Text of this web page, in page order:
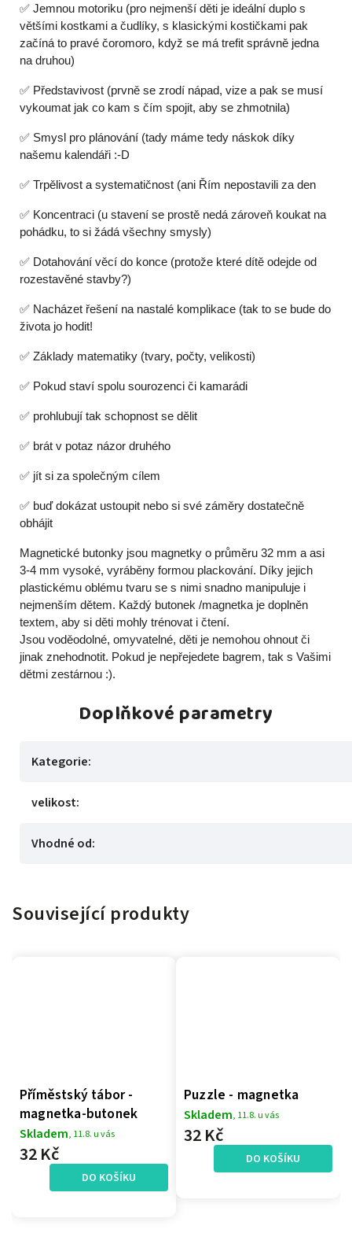
✅ Jemnou motoriku (pro nejmenší děti je ideální duplo s
většími kostkami a čudlíky, s klasickými kostičkami pak
začíná to pravé čoromoro, když se má trefit správně jedna
na druhou)
✅ Představivost (prvně se zrodí nápad, vize a pak se musí
vykoumat jak co kam s čím spojit, aby se zhmotnila)
✅ Smysl pro plánování (tady máme tedy náskok díky
našemu kalendáři :-D
✅ Trpělivost a systematičnost (ani Řím nepostavili za den
✅ Koncentraci (u stavení se prostě nedá zároveň koukat na
pohádku, to si žádá všechny smysly)
✅ Dotahování věcí do konce (protože které dítě odejde od
rozestavěné stavby?)
✅ Nacházet řešení na nastalé komplikace (tak to se bude do
života jo hodit!
✅ Základy matematiky (tvary, počty, velikosti)
✅ Pokud staví spolu sourozenci či kamarádi
✅ prohlubují tak schopnost se dělit
✅ brát v potaz názor druhého
✅ jít si za společným cílem
✅ buď dokázat ustoupit nebo si své záměry dostatečně
obhájit
Magnetické butonky jsou magnetky o průměru 32 mm a asi
3-4 mm vysoké, vyráběny formou plackování. Díky jejich
plastickému oblému tvaru se s nimi snadno manipuluje i
nejmenším dětem. Každý butonek /magnetka je doplněn
textem, aby si děti mohly trénovat i čtení.
Jsou voděodolné, omyvatelné, děti je nemohou ohnout či
jinak znehodnotit. Pokud je nepřejedete bagrem, tak s Vašimi
dětmi zestárnou :).
Doplňkové parametry
Kategorie:
velikost:
Vhodné od:
Související produkty
Příměstský tábor -
magnetka-butonek
Skladem, 11.8. u vás
32 Kč
DO KOŠÍKU
Puzzle - magnetka
Skladem, 11.8. u vás
32 Kč
DO KOŠÍKU